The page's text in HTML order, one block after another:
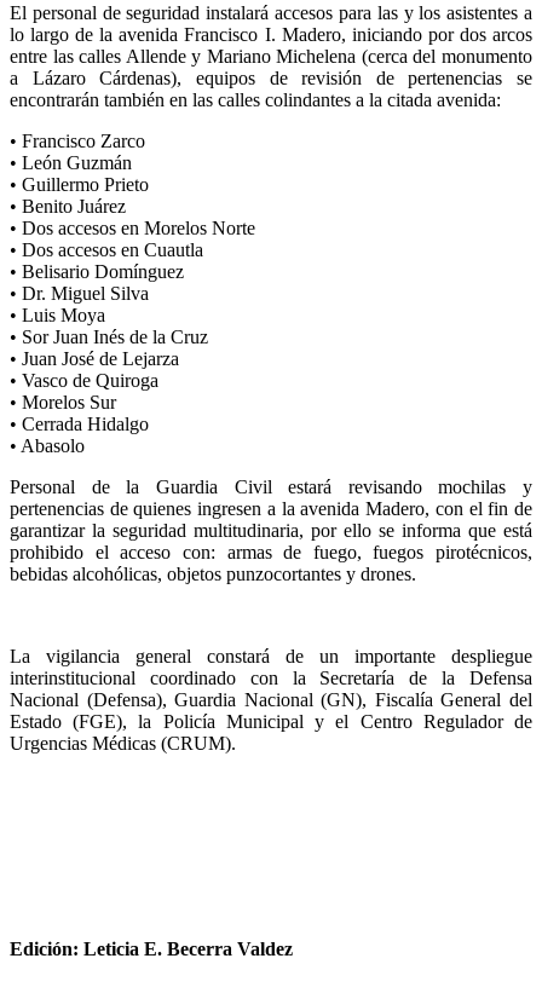
El personal de seguridad instalará accesos para las y los asistentes a
lo largo de la avenida Francisco I. Madero, iniciando por dos arcos
entre las calles Allende y Mariano Michelena (cerca del monumento
a Lázaro Cárdenas), equipos de revisión de pertenencias se
encontrarán también en las calles colindantes a la citada avenida:
•⁠ ⁠Francisco Zarco
•⁠ ⁠León Guzmán
•⁠ ⁠Guillermo Prieto
•⁠ ⁠Benito Juárez
•⁠ ⁠Dos accesos en Morelos Norte
•⁠ ⁠Dos accesos en Cuautla
•⁠ ⁠Belisario Domínguez
•⁠ ⁠Dr. Miguel Silva
•⁠ ⁠Luis Moya
•⁠ ⁠Sor Juan Inés de la Cruz
•⁠ ⁠Juan José de Lejarza
•⁠ ⁠Vasco de Quiroga
•⁠ ⁠Morelos Sur
•⁠ ⁠Cerrada Hidalgo
•⁠ ⁠Abasolo
Personal de la Guardia Civil estará revisando mochilas y
pertenencias de quienes ingresen a la avenida Madero, con el fin de
garantizar la seguridad multitudinaria, por ello se informa que está
prohibido el acceso con: armas de fuego, fuegos pirotécnicos,
bebidas alcohólicas, objetos punzocortantes y drones.
La vigilancia general constará de un importante despliegue
interinstitucional coordinado con la Secretaría de la Defensa
Nacional (Defensa), Guardia Nacional (GN), Fiscalía General del
Estado (FGE), la Policía Municipal y el Centro Regulador de
Urgencias Médicas (CRUM).
Edición: Leticia E. Becerra Valdez